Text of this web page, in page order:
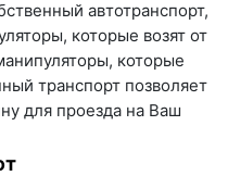
3D вельвет,
автотранспорт,
которые возят от
которые
транспорт позволяет
для проезда на Ваш